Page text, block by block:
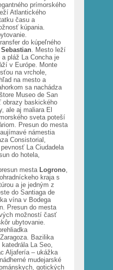
prímorského
Atlantického
času a
kúpania.
do kúpeľného
. Mesto leží
pláž La Concha je
v Európe. Monte
na vrchole,
na mesto a
sa nachádza
Museo de San
obrazy baskického
ale aj maliara El
sveta poteší
Presun do mesta
námestia
Consistorial,
La Ciudadela
do hotela,
mesta Logrono
kraja s
a je jedným z
do Santiaga de
vína v Bodega
Presun do mesta
možností časť
ubytovanie.
Bazilika
, katedrála La Seo,
Aljafería – ukážka
mudejarské
gotických